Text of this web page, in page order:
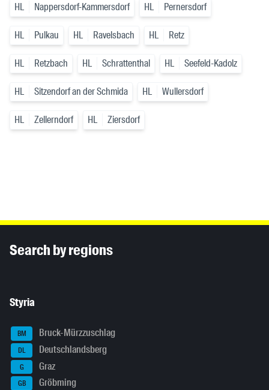
HL Nappersdorf-Kammersdorf HL Pernersdorf
HL Pulkau HL Ravelsbach HL Retz
HL Retzbach HL Schrattenthal HL Seefeld-Kadolz
HL Sitzendorf an der Schmida HL Wullersdorf
HL Zellerndorf HL Ziersdorf
Search by regions
Styria
BM Bruck-Mürzzuschlag
DL Deutschlandsberg
G Graz
GB Gröbming